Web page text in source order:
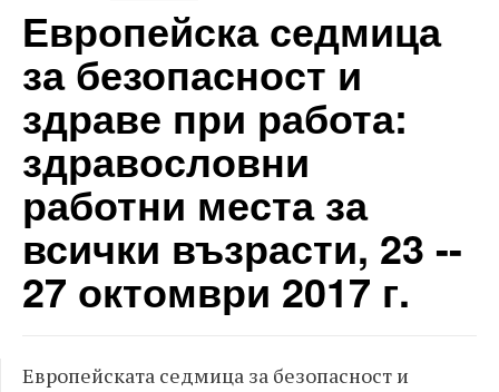
Европейска седмица
за безопасност и
здраве при работа:
здравословни
работни места за
всички възрасти, 23 --
27 октомври 2017 г.
Европейската седмица за безопасност и